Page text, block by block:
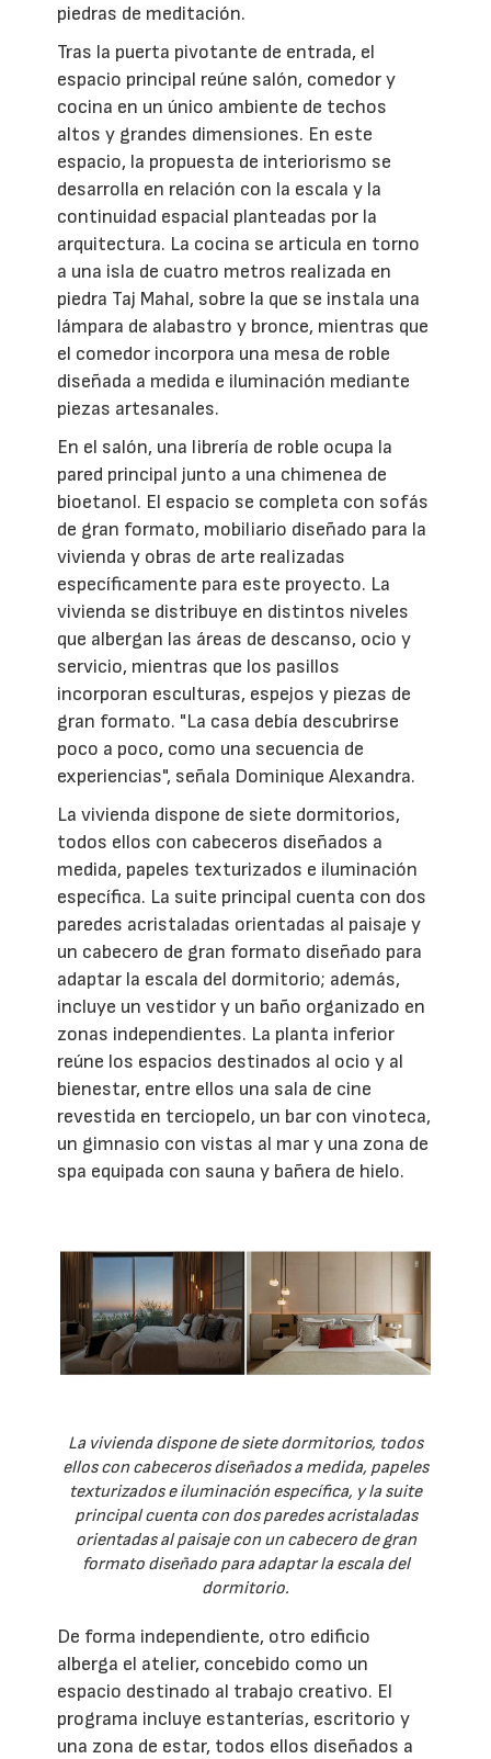
piedras de meditación.
Tras la puerta pivotante de entrada, el
espacio principal reúne salón, comedor y
cocina en un único ambiente de techos
altos y grandes dimensiones. En este
espacio, la propuesta de interiorismo se
desarrolla en relación con la escala y la
continuidad espacial planteadas por la
arquitectura. La cocina se articula en torno
a una isla de cuatro metros realizada en
piedra Taj Mahal, sobre la que se instala una
lámpara de alabastro y bronce, mientras que
el comedor incorpora una mesa de roble
diseñada a medida e iluminación mediante
piezas artesanales.
En el salón, una librería de roble ocupa la
pared principal junto a una chimenea de
bioetanol. El espacio se completa con sofás
de gran formato, mobiliario diseñado para la
vivienda y obras de arte realizadas
específicamente para este proyecto. La
vivienda se distribuye en distintos niveles
que albergan las áreas de descanso, ocio y
servicio, mientras que los pasillos
incorporan esculturas, espejos y piezas de
gran formato. "La casa debía descubrirse
poco a poco, como una secuencia de
experiencias", señala Dominique Alexandra.
La vivienda dispone de siete dormitorios,
todos ellos con cabeceros diseñados a
medida, papeles texturizados e iluminación
específica. La suite principal cuenta con dos
paredes acristaladas orientadas al paisaje y
un cabecero de gran formato diseñado para
adaptar la escala del dormitorio; además,
incluye un vestidor y un baño organizado en
zonas independientes. La planta inferior
reúne los espacios destinados al ocio y al
bienestar, entre ellos una sala de cine
revestida en terciopelo, un bar con vinoteca,
un gimnasio con vistas al mar y una zona de
spa equipada con sauna y bañera de hielo.
La vivienda dispone de siete dormitorios, todos
ellos con cabeceros diseñados a medida, papeles
texturizados e iluminación específica, y la suite
principal cuenta con dos paredes acristaladas
orientadas al paisaje con un cabecero de gran
formato diseñado para adaptar la escala del
dormitorio.
De forma independiente, otro edificio
alberga el atelier, concebido como un
espacio destinado al trabajo creativo. El
programa incluye estanterías, escritorio y
una zona de estar, todos ellos diseñados a